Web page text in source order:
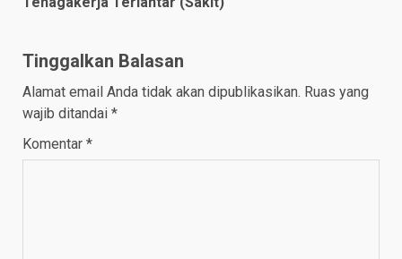
Tinggalkan Balasan
Alamat email Anda tidak akan dipublikasikan. Ruas yang
wajib ditandai *
Komentar *